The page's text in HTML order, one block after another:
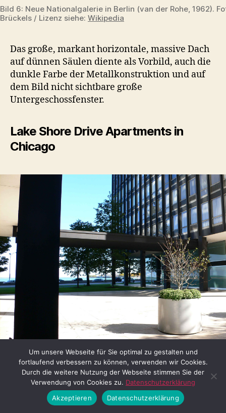
Bild 6: Neue Nationalgalerie in Berlin (van der Rohe, 1962).
Brückels / Lizenz siehe: Wikipedia
Das große, markant horizontale, massive Dach
auf dünnen Säulen diente als Vorbild, auch die
dunkle Farbe der Metallkonstruktion und auf
dem Bild nicht sichtbare große
Untergeschossfenster.
Lake Shore Drive Apartments in
Chicago
Bild 7: Lake Shore Drive Apartments in Chicago (van der
User / Lizenz siehe:flickr
Die Gestaltung der offenen
Erdgeschossbereiche war hier das Vorbild, mit
Um unsere Webseite für Sie optimal zu gestalten und
fortlaufend verbessern zu können, verwenden wir Cookies.
Durch die weitere Nutzung der Webseite stimmen Sie der
Verwendung von Cookies zu. Datenschutzerklärung
Akzeptieren
Datenschutzerklärung